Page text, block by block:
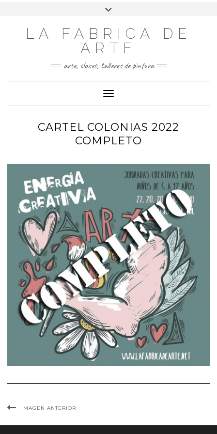
LA FABRICA DE
ARTE
arte, clases, talleres de pintura
Cambiar modo de navegación
CARTEL COLONIAS 2022
COMPLETO
IMAGEN ANTERIOR